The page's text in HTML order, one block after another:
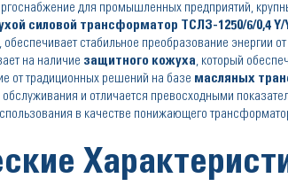
для промышленных предприятий,
силовой трансформатор ТСЛЗ-1250/6/0,4 Y/
стабильное преобразование энергии
на наличие защитного кожуха, который
от традиционных решений на базе масляных
и отличается превосходными
в качестве понижающего